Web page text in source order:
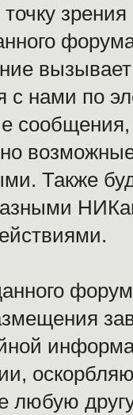
с нами по
Также
любую